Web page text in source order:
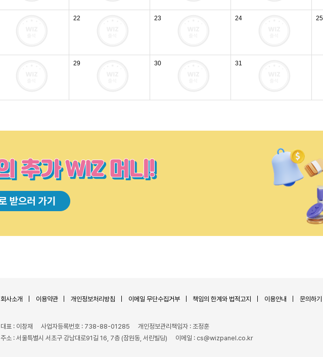
22 23 24 25
29 30 31
회사소개 이용약관 개인정보처리방침 이메일 무단수집거부 책임의 한계와 법적고지 이용안내 문의하기
대표 : 이창재 사업자등록번호 : 738-88-01285
개인정보관리책임자 : 조정훈
주소 : 서울특별시 서초구 강남대로91길 16, 7층 (잠원동, 서린빌딩)
이메일 : cs@wizpanel.co.kr